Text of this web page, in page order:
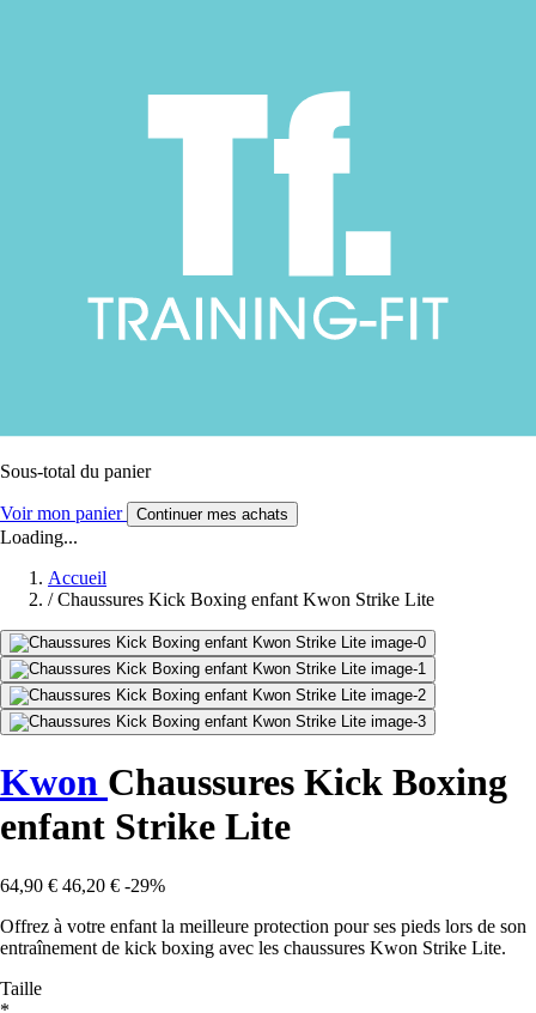
Sous-total du panier
Voir mon panier Continuer mes achats
Loading...
Accueil
/ Chaussures Kick Boxing enfant Kwon Strike Lite
Kwon Chaussures Kick Boxing
enfant Strike Lite
64,90 € 46,20 € -29%
Offrez à votre enfant la meilleure protection pour ses pieds lors de son
entraînement de kick boxing avec les chaussures Kwon Strike Lite.
Taille